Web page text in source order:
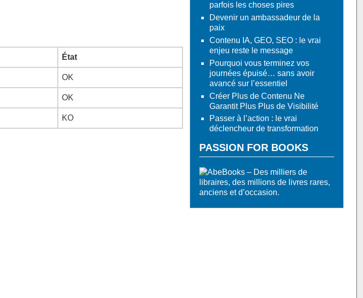
État
OK
OK
KO
parfois les choses pires
Devenir un ambassadeur de la
paix
Contenu IA, GEO, SEO : le vrai
enjeu reste le message
Pourquoi vous terminez vos
journées épuisé… sans avoir
avancé sur l’essentiel
Créer Plus de Contenu Ne
Garantit Plus Plus de Visibilité
Passer à l’action : le vrai
déclencheur de transformation
PASSION FOR BOOKS